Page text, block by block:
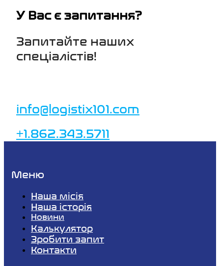
У Вас є запитання?
Запитайте наших
спеціалістів!
info@logistix101.com
+1.862.343.5711
Меню
Наша місія
Наша історія
Новини
Калькулятор
Зробити запит
Контакти